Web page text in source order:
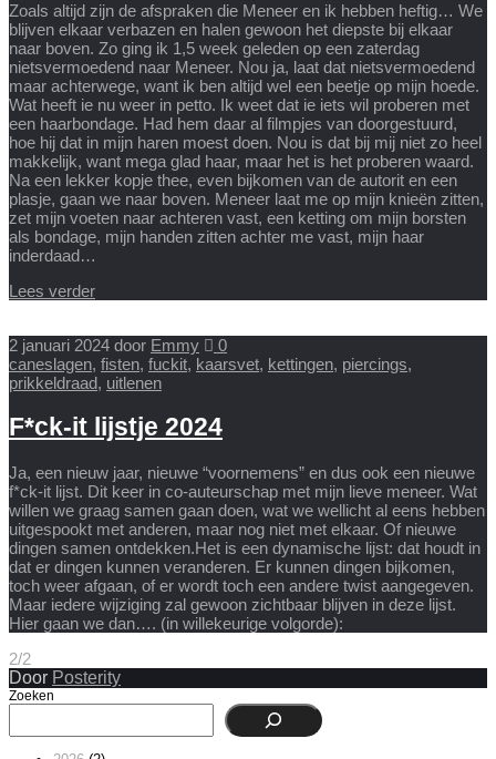
Zoals altijd zijn de afspraken die Meneer en ik hebben heftig… We
blijven elkaar verbazen en halen gewoon het diepste bij elkaar
naar boven. Zo ging ik 1,5 week geleden op een zaterdag
nietsvermoedend naar Meneer. Nou ja, laat dat nietsvermoedend
maar achterwege, want ik ben altijd wel een beetje op mijn hoede.
Wat heeft ie nu weer in petto. Ik weet dat ie iets wil proberen met
een haarbondage. Had hem daar al filmpjes van doorgestuurd,
hoe hij dat in mijn haren moest doen. Nou is dat bij mij niet zo heel
makkelijk, want mega glad haar, maar het is het proberen waard.
Na een lekker kopje thee, even bijkomen van de autorit en een
plasje, gaan we naar boven. Meneer laat me op mijn knieën zitten,
zet mijn voeten naar achteren vast, een ketting om mijn borsten
als bondage, mijn handen zitten achter me vast, mijn haar
inderdaad…
Lees verder
2 januari 2024 door Emmy
0
caneslagen, fisten, fuckit, kaarsvet, kettingen, piercings,
prikkeldraad, uitlenen
F*ck-it lijstje 2024
Ja, een nieuw jaar, nieuwe “voornemens” en dus ook een nieuwe
f*ck-it lijst. Dit keer in co-auteurschap met mijn lieve meneer. Wat
willen we graag samen gaan doen, wat we wellicht al eens hebben
uitgespookt met anderen, maar nog niet met elkaar. Of nieuwe
dingen samen ontdekken.Het is een dynamische lijst: dat houdt in
dat er dingen kunnen veranderen. Er kunnen dingen bijkomen,
toch weer afgaan, of er wordt toch een andere twist aangegeven.
Maar iedere wijziging zal gewoon zichtbaar blijven in deze lijst.
Hier gaan we dan…. (in willekeurige volgorde):
2/2
Door Posterity
Zoeken